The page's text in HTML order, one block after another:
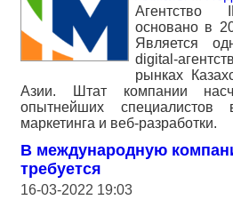
Агентство
основано в
Является
digital-
рынках
Азии. Штат компании
опытнейших
маркетинга и веб-разработки.
В международную
требуется
16-03-2022 19:03